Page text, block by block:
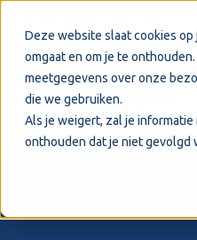
Deze website slaat cookies
omgaat en om je te
meetgegevens over onze
die we gebruiken.
Als je weigert, zal je
onthouden dat je niet gevolgd